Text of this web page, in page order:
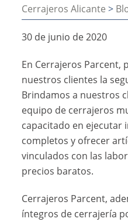
Cerrajeros Alicante >
30 de junio de 2020
En Cerrajeros
nuestros clientes la
Brindamos a nuestros
equipo de cerrajeros
capacitado en ejecutar
completos y ofrecer
vinculados con las
precios baratos.
Cerrajeros Parcent,
íntegros de cerrajería